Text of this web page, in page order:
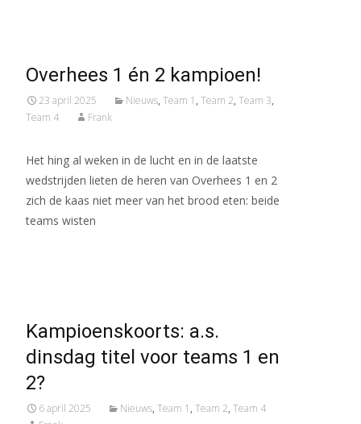
Overhees 1 én 2 kampioen!
23 april 2025 Nieuws, Team 1 , Team 2, Team 3,
Team 4
Frank
Het hing al weken in de lucht en in de laatste
wedstrijden lieten de heren van Overhees 1 en 2
zich de kaas niet meer van het brood eten: beide
teams wisten
Kampioenskoorts: a.s.
dinsdag titel voor teams 1 en
2?
6 april 2025 Nieuws, Team 1 , Team 2, Team 4